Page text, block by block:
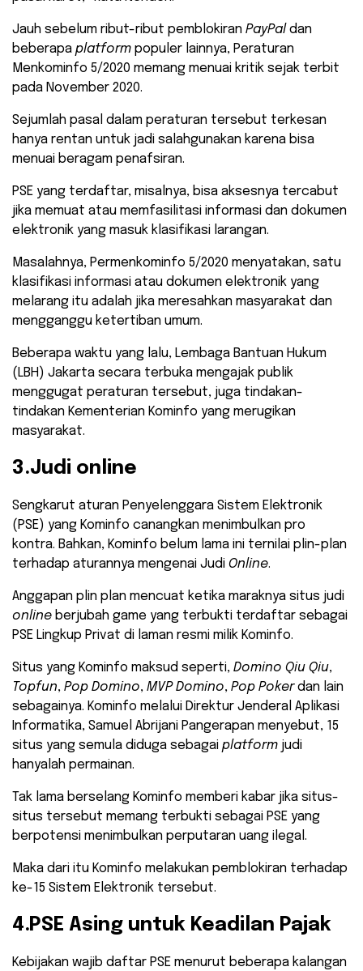
Jauh sebelum ribut-ribut pemblokiran PayPal dan
beberapa platform populer lainnya, Peraturan
Menkominfo 5/2020 memang menuai kritik sejak terbit
pada November 2020.
Sejumlah pasal dalam peraturan tersebut terkesan
hanya rentan untuk jadi salahgunakan karena bisa
menuai beragam penafsiran.
PSE yang terdaftar, misalnya, bisa aksesnya tercabut
jika memuat atau memfasilitasi informasi dan dokumen
elektronik yang masuk klasifikasi larangan.
Masalahnya, Permenkominfo 5/2020 menyatakan, satu
klasifikasi informasi atau dokumen elektronik yang
melarang itu adalah jika meresahkan masyarakat dan
mengganggu ketertiban umum.
Beberapa waktu yang lalu, Lembaga Bantuan Hukum
(LBH) Jakarta secara terbuka mengajak publik
menggugat peraturan tersebut, juga tindakan-
tindakan Kementerian Kominfo yang merugikan
masyarakat.
3.Judi online
Sengkarut aturan Penyelenggara Sistem Elektronik
(PSE) yang Kominfo canangkan menimbulkan pro
kontra. Bahkan, Kominfo belum lama ini ternilai plin-plan
terhadap aturannya mengenai Judi Online.
Anggapan plin plan mencuat ketika maraknya situs judi
online berjubah game yang terbukti terdaftar sebagai
PSE Lingkup Privat di laman resmi milik Kominfo.
Situs yang Kominfo maksud seperti, Domino Qiu Qiu,
Topfun, Pop Domino, MVP Domino, Pop Pokerdan lain
sebagainya. Kominfo melalui Direktur Jenderal Aplikasi
Informatika, Samuel Abrijani Pangerapan menyebut, 15
situs yang semula diduga sebagai platform judi
hanyalah permainan.
Tak lama berselang Kominfo memberi kabar jika situs-
situs tersebut memang terbukti sebagai PSE yang
berpotensi menimbulkan perputaran uang ilegal.
Maka dari itu Kominfo melakukan pemblokiran terhadap
ke-15 Sistem Elektronik tersebut.
4.PSE Asing untuk Keadilan Pajak
Kebijakan wajib daftar PSE menurut beberapa kalangan